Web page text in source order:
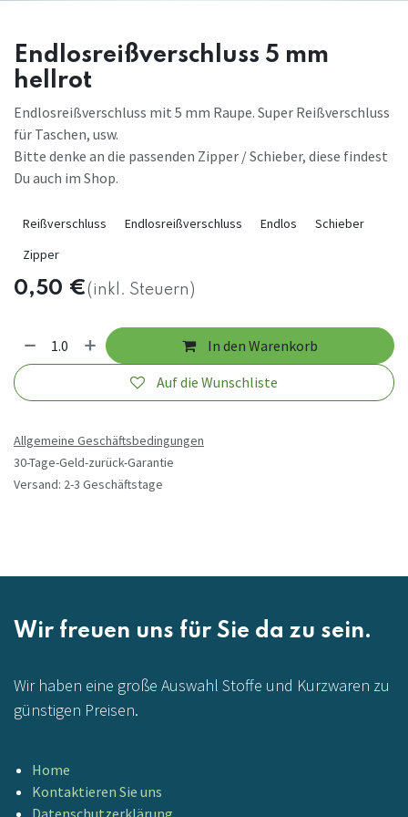
Endlosreißverschluss 5 mm
hellrot
Endlosreißverschluss mit 5 mm Raupe. Super Reißverschluss
für Taschen, usw.
Bitte denke an die passenden Zipper / Schieber, diese findest
Du auch im Shop.
Reißverschluss Endlosreißverschluss Endlos
Schieber
Zipper
0,50 €(inkl. Steuern)
In den Warenkorb
Auf die Wunschliste
Allgemeine Geschäftsbedingungen
30-Tage-Geld-zurück-Garantie
Versand: 2-3 Geschäftstage
Wir freuen uns für Sie da zu sein.
Wir haben eine große Auswahl Stoffe und Kurzwaren zu
günstigen Preisen.
Home
Kontaktieren Sie uns
Datenschutzerklärung